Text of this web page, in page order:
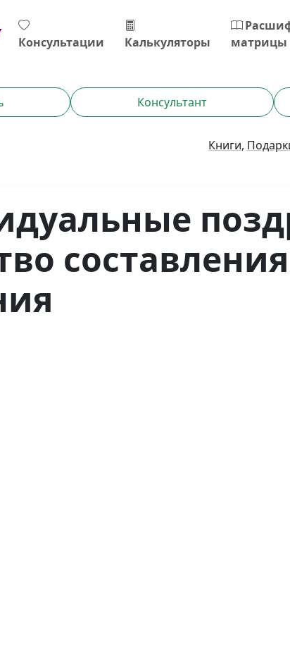
Консультации Калькуляторы
матрицы
Консультант
Книги,